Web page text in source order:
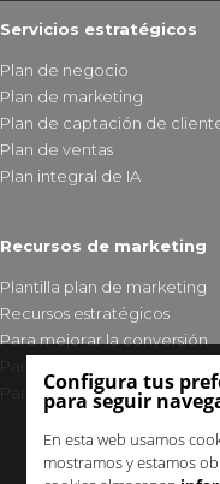
Configura tus
para seguir
En esta web usamos
mostramos y estamos
Servicios estratégicos
Plan de negocio
Plan de marketing
Plan de captación de
Plan de ventas
Plan integral de IA
Recursos de marketing
Plantilla plan de marketing
Recursos estratégicos
Para mejorar la conversión
Para mejorar tu visibilidad